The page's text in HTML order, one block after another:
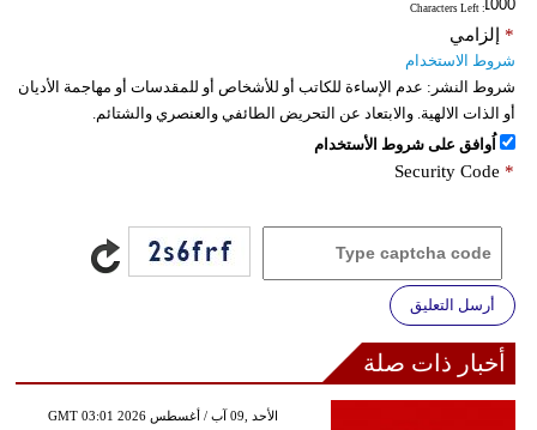
: Characters Left
إلزامي *
شروط الاستخدام
شروط النشر: عدم الإساءة للكاتب أو للأشخاص أو للمقدسات أو مهاجمة الأديان
أو الذات الالهية. والابتعاد عن التحريض الطائفي والعنصري والشتائم.
اُوافق على شروط الأستخدام
Security Code *
أرسل التعليق
أخبار ذات صلة
GMT 03:01 2026 الأحد ,09 آب / أغسطس